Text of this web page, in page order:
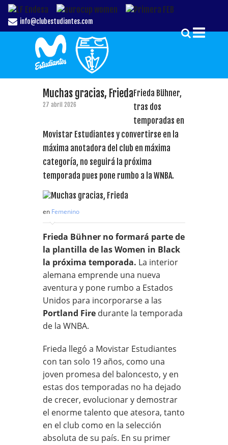
info@clubestudiantes.com
Muchas gracias, Frieda
27 abril 2026
Frieda Bühner,
tras dos
temporadas en
Movistar Estudiantes y convertirse en la
máxima anotadora del club en máxima
categoría, no seguirá la próxima
temporada pues pone rumbo a la WNBA.
en Femenino
Frieda Bühner no formará parte de
la plantilla de las Women in Black
la próxima temporada. La interior
alemana emprende una nueva
aventura y pone rumbo a Estados
Unidos para incorporarse a las
Portland Fire durante la temporada
de la WNBA.
Frieda llegó a Movistar Estudiantes
con tan solo 19 años, como una
joven promesa del baloncesto, y en
estas dos temporadas no ha dejado
de crecer, evolucionar y demostrar
el enorme talento que atesora, tanto
en el club como en la selección
absoluta de su país. En su primer